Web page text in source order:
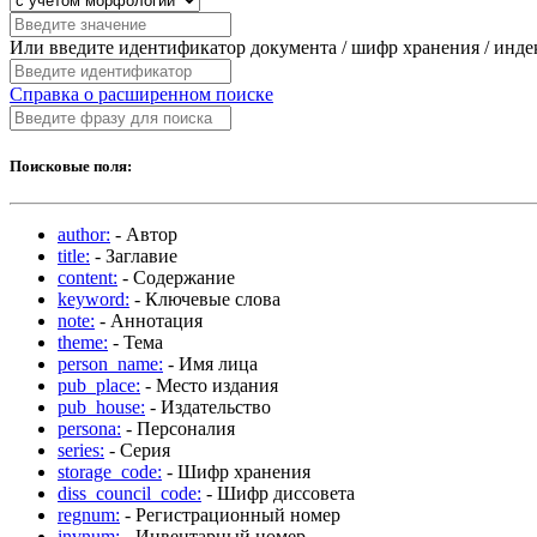
Или введите идентификатор документа / шифр хранения /
Справка о расширенном поиске
Поисковые поля:
author: - Автор
title: - Заглавие
content: - Содержание
keyword: - Ключевые слова
note: - Аннотация
theme: - Тема
person_name: - Имя лица
pub_place: - Место издания
pub_house: - Издательство
persona: - Персоналия
series: - Серия
storage_code: - Шифр хранения
diss_council_code: - Шифр диссовета
regnum: - Регистрационный номер